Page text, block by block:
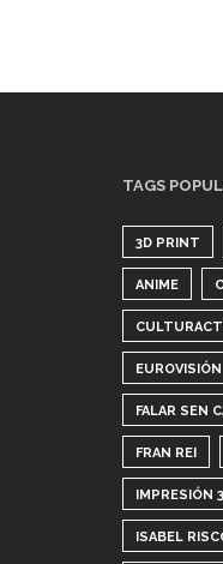
TAGS
3D PRINT
ANIME
EUROVISIÓN
FALAR SEN
FRAN REI
IMPRESIÓN
ISABEL